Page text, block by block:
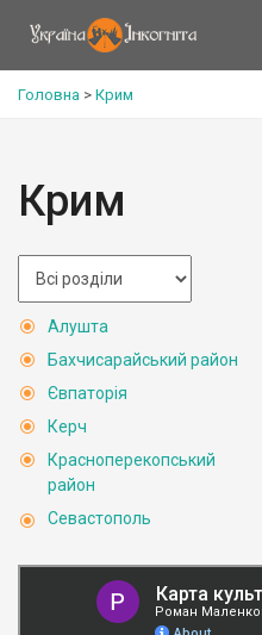
Головна > Крим
Крим
Алушта
Бахчисарайський район
Євпаторія
Керч
Красноперекопський
район
Севастополь